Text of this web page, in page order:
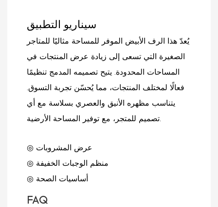
سيناريو التطبيق
يُعدّ هذا الرف الأبيض الموفر للمساحة مثاليًا للمتاجر
الصغيرة التي تسعى إلى زيادة عرض المنتجات في
المساحات المحدودة. يتيح تصميمه المدمج تنظيمًا
فعالًا لمختلف المنتجات، مما يُحسّن تجربة التسوق.
يتناسب مظهره الأنيق والعصري بسلاسة مع أي
تصميم للمتجر، مع توفير المساحة الأرضية.
◎ عرض المشروبات
◎ منظم الوجبات الخفيفة
◎ أساسيات الصحة
FAQ